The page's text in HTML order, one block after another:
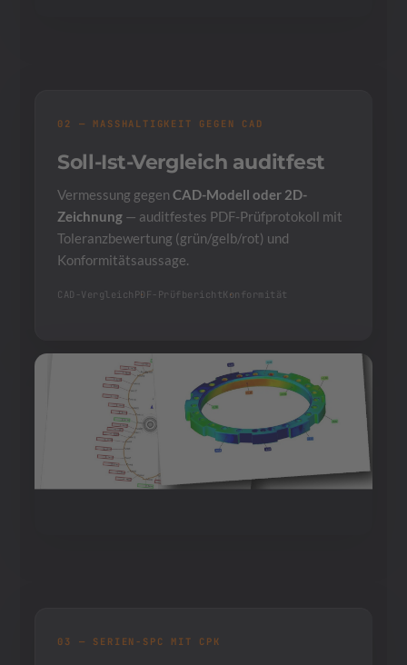
02 — MASSHALTIGKEIT GEGEN CAD
Soll-Ist-Vergleich auditfest
Vermessung gegenCAD-Modell oder 2D-
Zeichnung — auditfestes PDF-Prüfprotokoll mit
Toleranzbewertung (grün/gelb/rot) und
Konformitätsaussage.
CAD-Vergleich PDF-PrüfberichtKonformität
03 — SERIEN-SPC MIT CPK